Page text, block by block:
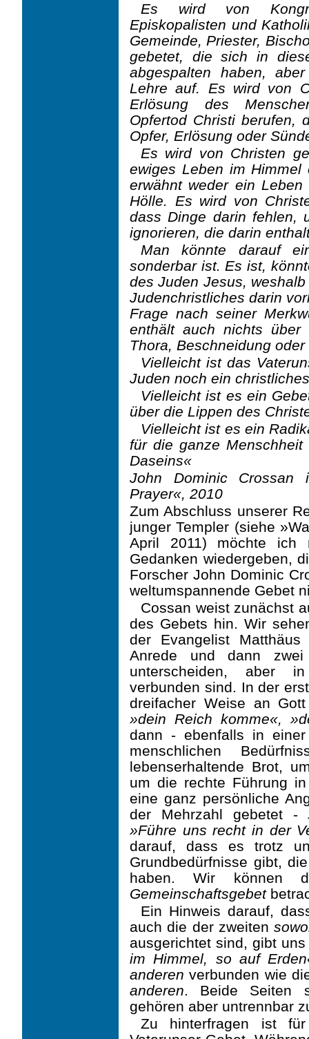
Es wird von
Episkopalisten und
Gemeinde, Priester,
gebetet, die sich in
abgespalten haben,
Lehre auf. Es wird von
Erlösung des
Opfertod Christi berufen,
Opfer, Erlösung oder
Es wird von Christen
ewiges Leben im
erwähnt weder ein
Hölle. Es wird von
dass Dinge darin fehlen,
ignorieren, die darin
Man könnte darauf
sonderbar ist. Es ist,
des Juden Jesus,
Judenchristliches darin
Frage nach seiner
enthält auch nichts über
Thora, Beschneidung
Vielleicht ist das
Juden noch ein
Vielleicht ist es ein
über die Lippen des
Vielleicht ist es ein
für die ganze
Daseins«
John Dominic Crossan
Prayer«, 2010
Zum Abschluss unserer
junger Templer (siehe
April 2011) möchte ich
Gedanken wiedergeben,
Forscher John Dominic
weltumspannende Gebet
Cossan weist zunächst
des Gebets hin. Wir
der Evangelist
Anrede und dann
unterscheiden, aber
verbunden sind. In der
dreifacher Weise an
»dein Reich komme«,
dann - ebenfalls in
menschlichen
lebenserhaltende Brot,
um die rechte Führung
eine ganz persönliche
der Mehrzahl gebetet -
»Führe uns recht in der
darauf, dass es trotz
Grundbedürfnisse gibt,
haben. Wir können
Gemeinschaftsgebet
Ein Hinweis darauf,
auch die der zweiten
ausgerichtet sind, gibt
im Himmel, so auf
anderen verbunden wie
anderen. Beide Seiten
gehören aber untrennbar
Zu hinterfragen ist